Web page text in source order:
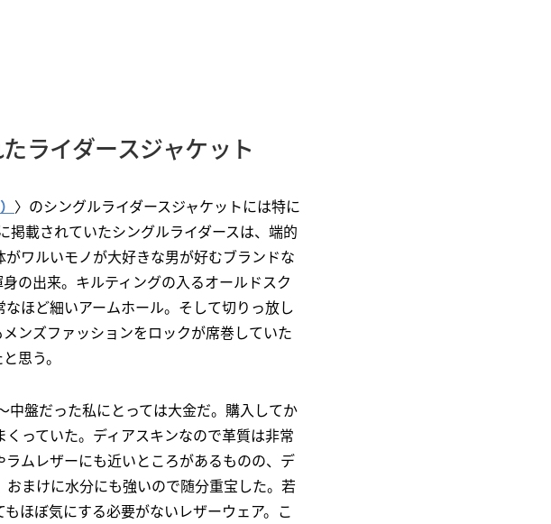
ライダースジャケット
〉のシングルライダースジャケットには特に
掲載されていたシングルライダースは、端的
ワルいモノが大好きな男が好むブランドな
の出来。キルティングの入るオールドスク
ほど細いアームホール。そして切りっ放し
ンズファッションをロックが席巻していた
思う。
盤だった私にとっては大金だ。購入してか
っていた。ディアスキンなので革質は非常
ムレザーにも近いところがあるものの、デ
まけに水分にも強いので随分重宝した。若
ほぼ気にする必要がないレザーウェア。こ